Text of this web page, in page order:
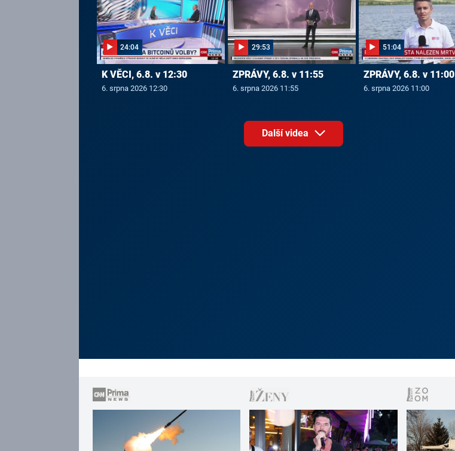
24:04
K VĚCI, 6.8. v 12:30
6. srpna 2026 12:30
29:53
ZPRÁVY, 6.8. v 11:55
6. srpna 2026 11:55
51:04
ZPRÁVY, 6.8. v 11:00
6. srpna 2026 11:00
Další videa